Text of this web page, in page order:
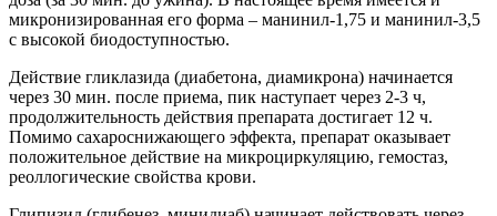
микронизированная его форма – манинил-1,75 и манинил-3,5
с высокой биодоступностью.
Действие гликлазида (диабетона, диамикрона) начинается
через 30 мин. после приема, пик наступает через 2-3 ч,
продолжительность действия препарата достигает 12 ч.
Помимо сахароснижающего эффекта, препарат оказывает
положительное действие на микроциркуляцию, гемостаз,
реоллогические свойства крови.